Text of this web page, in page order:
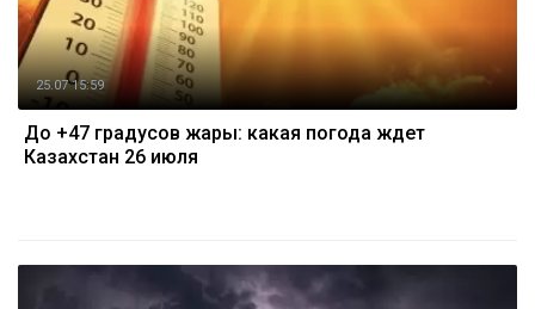
25.07 15:59
До +47 градусов жары: какая погода ждет
Казахстан 26 июля